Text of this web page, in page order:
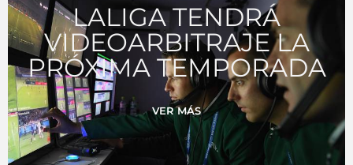
LALIGA TENDRÁ
VIDEOARBITRAJE LA
PRÓXIMA TEMPORADA
VER MÁS